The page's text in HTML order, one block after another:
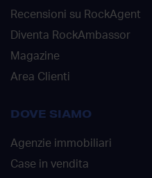
Recensioni su RockAgent
Diventa RockAmbassor
Magazine
Area Clienti
DOVE SIAMO
Agenzie immobiliari
Case in vendita